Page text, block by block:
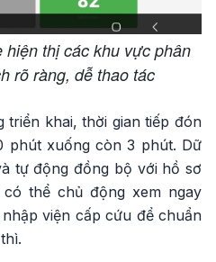
hiện thị các khu vực phân
rõ ràng, dễ thao tác
triển khai, thời gian tiếp đón
phút xuống còn 3 phút. Dữ
tự động đồng bộ với hồ sơ
thể chủ động xem ngay
viện cấp cứu để chuẩn